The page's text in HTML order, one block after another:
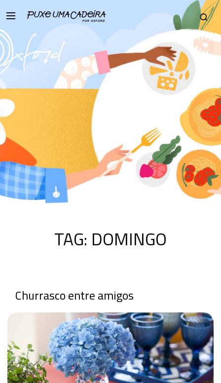
TAG: DOMINGO
Churrasco entre amigos